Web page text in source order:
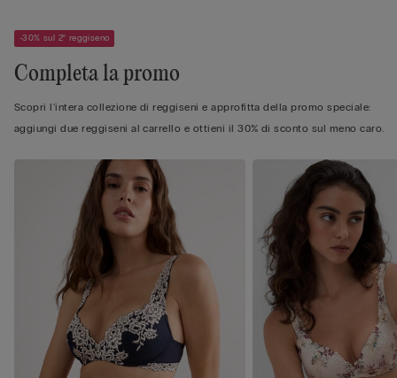
-30% sul 2° reggiseno
Completa la promo
Scopri l'intera collezione di reggiseni e approfitta della promo speciale:
aggiungi due reggiseni al carrello e ottieni il 30% di sconto sul meno caro.